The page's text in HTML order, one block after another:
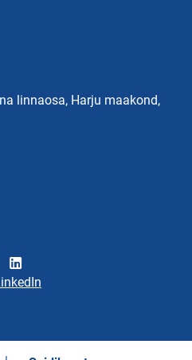
linnaosa, Harju maakond,